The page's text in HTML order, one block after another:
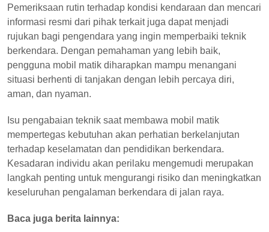
Pemeriksaan rutin terhadap kondisi kendaraan dan mencari
informasi resmi dari pihak terkait juga dapat menjadi
rujukan bagi pengendara yang ingin memperbaiki teknik
berkendara. Dengan pemahaman yang lebih baik,
pengguna mobil matik diharapkan mampu menangani
situasi berhenti di tanjakan dengan lebih percaya diri,
aman, dan nyaman.
Isu pengabaian teknik saat membawa mobil matik
mempertegas kebutuhan akan perhatian berkelanjutan
terhadap keselamatan dan pendidikan berkendara.
Kesadaran individu akan perilaku mengemudi merupakan
langkah penting untuk mengurangi risiko dan meningkatkan
keseluruhan pengalaman berkendara di jalan raya.
Baca juga berita lainnya: